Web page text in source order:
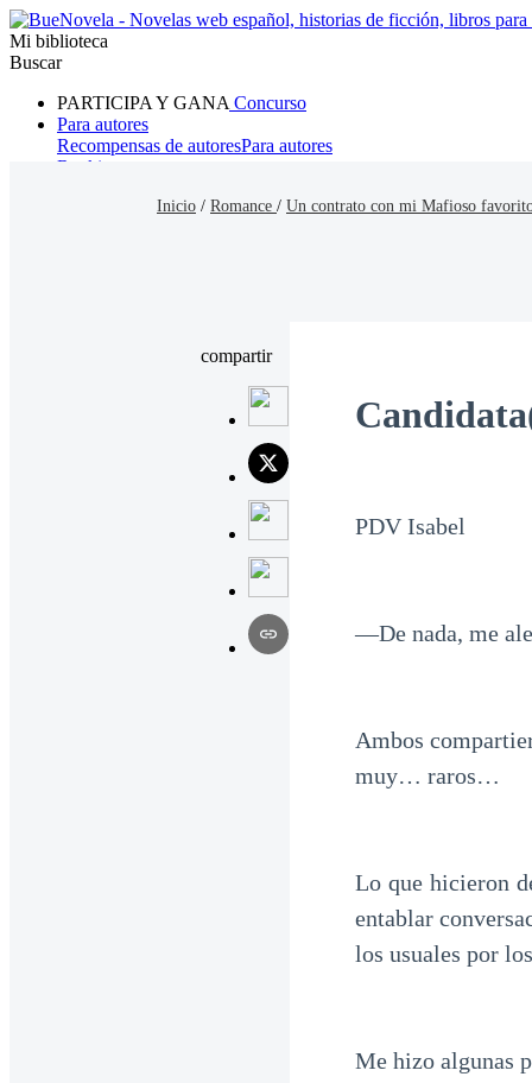
Mi biblioteca
Buscar
PARTICIPA Y GANA Concurso
Para autores
Recompensas de autoresPara autores
Ranking
Inicio / Romance / Un contrato con mi Mafioso
compartir
PDV Isabel
―De nada, me
Ambos
muy… raros…
Lo que hicieron
entablar
los usuales por
Me hizo algunas